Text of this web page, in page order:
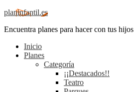
planinfantil.es
Encuentra planes para hacer con tus hijos
Inicio
Planes
Categoría
¡¡Destacados!!
Teatro